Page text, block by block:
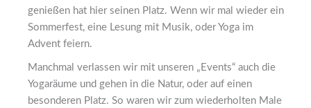
genießen hat hier seinen Platz. Wenn wir mal wieder ein
Sommerfest, eine Lesung mit Musik, oder Yoga im
Advent feiern.
Manchmal verlassen wir mit unseren „Events“ auch die
Yogaräume und gehen in die Natur, oder auf einen
besonderen Platz. So waren wir zum wiederholten Male